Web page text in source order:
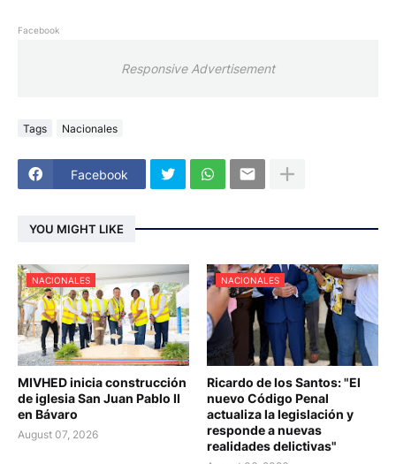
Facebook
Responsive Advertisement
Tags Nacionales
Facebook
YOU MIGHT LIKE
NACIONALES
MIVHED inicia construcción
de iglesia San Juan Pablo II
en Bávaro
August 07, 2026
NACIONALES
Ricardo de los Santos: "El
nuevo Código Penal
actualiza la legislación y
responde a nuevas
realidades delictivas"